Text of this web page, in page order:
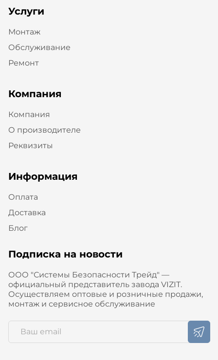
Услуги
Монтаж
Обслуживание
Ремонт
Компания
Компания
О производителе
Реквизиты
Информация
Оплата
Доставка
Блог
Подписка на новости
ООО "Системы Безопасности Трейд" —
официальный представитель завода VIZIT.
Осуществляем оптовые и розничные продажи,
монтаж и сервисное обслуживание